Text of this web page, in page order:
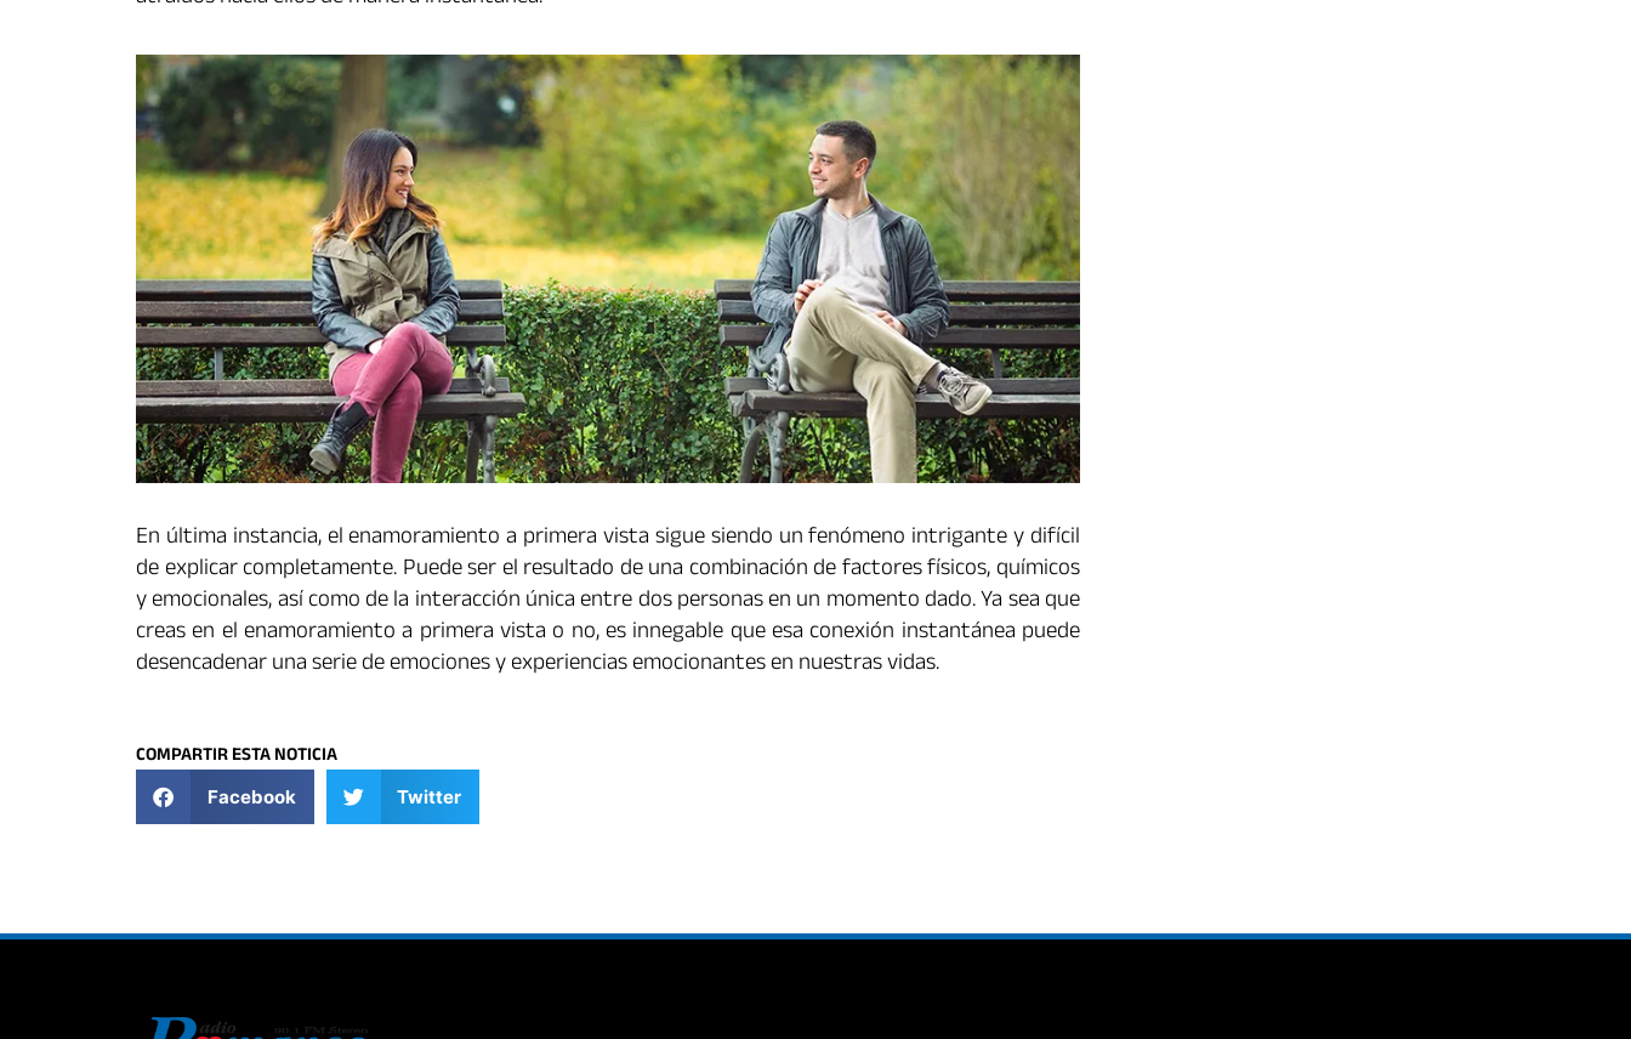
En última instancia, el enamoramiento a primera vista sigue siendo un fenómeno intrigante y difícil
de explicar completamente. Puede ser el resultado de una combinación de factores físicos, químicos
y emocionales, así como de la interacción única entre dos personas en un momento dado. Ya sea que
creas en el enamoramiento a primera vista o no, es innegable que esa conexión instantánea puede
desencadenar una serie de emociones y experiencias emocionantes en nuestras vidas.
COMPARTIR ESTA NOTICIA
Facebook Twitter